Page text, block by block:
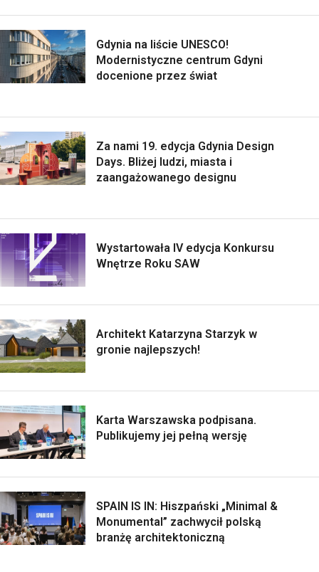
Gdynia na liście UNESCO!
Modernistyczne centrum Gdyni
docenione przez świat
Za nami 19. edycja Gdynia Design
Days. Bliżej ludzi, miasta i
zaangażowanego designu
Wystartowała IV edycja Konkursu
Wnętrze Roku SAW
Architekt Katarzyna Starzyk w
gronie najlepszych!
Karta Warszawska podpisana.
Publikujemy jej pełną wersję
SPAIN IS IN: Hiszpański „Minimal &
Monumental” zachwycił polską
branżę architektoniczną